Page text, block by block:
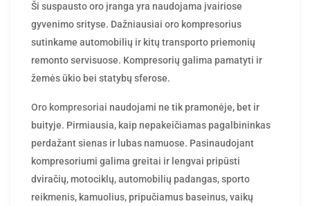
Ši suspausto oro įranga yra naudojama įvairiose
gyvenimo srityse. Dažniausiai oro kompresorius
sutinkame automobilių ir kitų transporto priemonių
remonto servisuose. Kompresorių galima pamatyti ir
žemės ūkio bei statybų sferose.
Oro kompresoriai naudojami ne tik pramonėje, bet ir
buityje. Pirmiausia, kaip nepakeičiamas pagalbininkas
perdažant sienas ir lubas namuose. Pasinaudojant
kompresoriumi galima greitai ir lengvai pripūsti
dviračių, motociklų, automobilių padangas, sporto
reikmenis, kamuolius, pripučiamus baseinus, vaikų